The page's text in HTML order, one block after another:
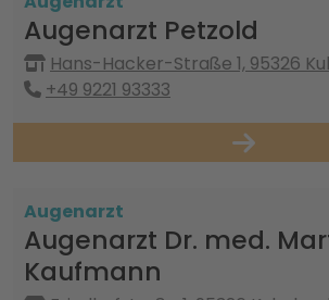
Augenarzt Petzold
Hans-Hacker-Straße 1, 95326
+49 9221 93333
Augenarzt
Augenarzt Dr. med.
Kaufmann